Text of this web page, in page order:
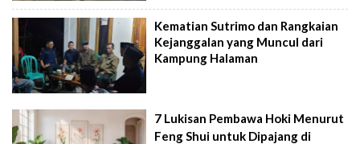
Kematian Sutrimo dan Rangkaian
Kejanggalan yang Muncul dari
Kampung Halaman
7 Lukisan Pembawa Hoki Menurut
Feng Shui untuk Dipajang di